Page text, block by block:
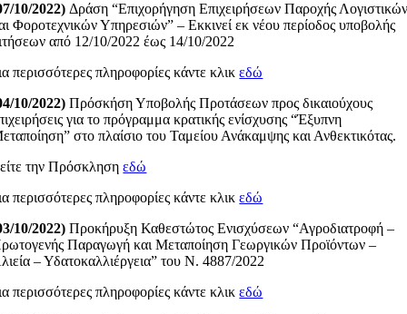
10/2022) Δράση “Επιχορήγηση Επιχειρήσεων Παροχής
Φοροτεχνικών Υπηρεσιών” – Εκκινεί εκ νέου περίοδος υποβολής
από 12/10/2022 έως 14/10/2022
περισσότερες πληροφορίες κάντε κλικεδώ
10/2022) Πρόσκήση Υποβολής Προτάσεων προς δικαιούχους
για το πρόγραμμα κρατικής ενίσχυσης “Έξυπνη
στο πλαίσιο του Ταμείου Ανάκαμψης και Ανθεκτικότας.
την Πρόσκλησηεδώ
περισσότερες πληροφορίες κάντε κλικεδώ
10/2022) Προκήρυξη Καθεστώτος Ενισχύσεων “Αγροδιατροφή –
Παραγωγή και Μεταποίηση Γεωργικών Προϊόντων –
– Υδατοκαλλιέργεια” του Ν. 4887/2022
περισσότερες πληροφορίες κάντε κλικεδώ